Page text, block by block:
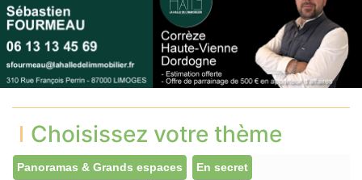
Choisissez votre thème
Panoramas & Grands espaces En secret